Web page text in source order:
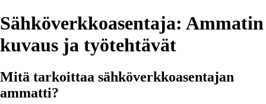
Sähköverkkoasentaja: Ammatin
kuvaus ja työtehtävät
Mitä tarkoittaa sähköverkkoasentajan
ammatti?